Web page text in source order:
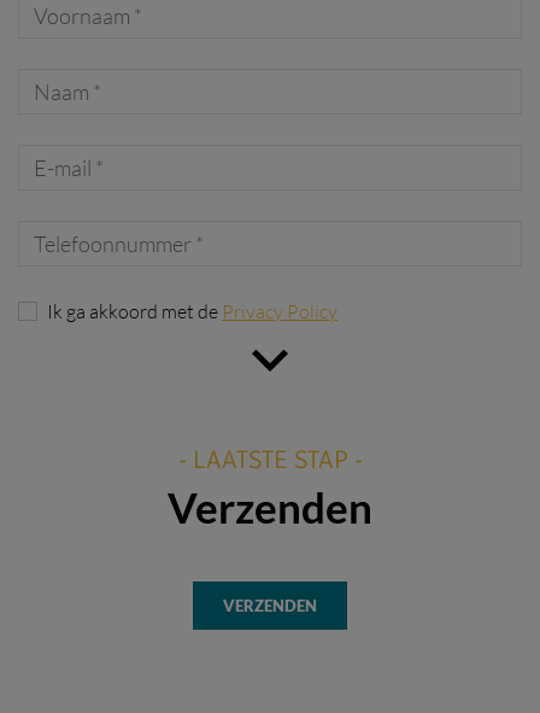
Ik ga akkoord met de Privacy Policy
- LAATSTE STAP -
Verzenden
VERZENDEN